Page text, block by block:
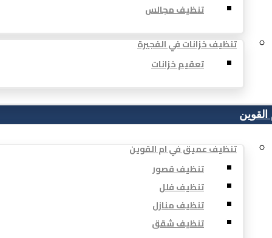
تنظيف مجالس
تنظيف خزانات في الفجيرة
تعقيم خزانات
القوين
تنظيف عميق في ام القوين
تنظيف قصور
تنظيف فلل
تنظيف منازل
تنظيف شقق